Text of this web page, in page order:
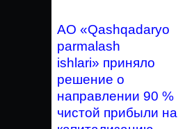
АО «Qashqadaryo
parmalash
ishlari» приняло
решение о
направлении 90 %
чистой прибыли на